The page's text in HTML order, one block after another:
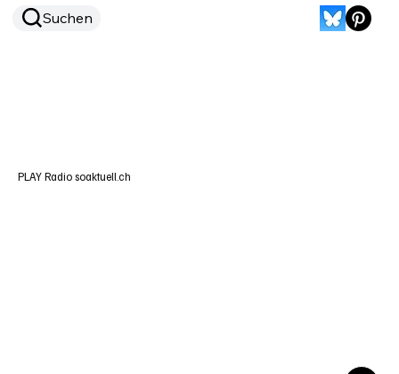
Suchen
PLAY Radio soaktuell.ch